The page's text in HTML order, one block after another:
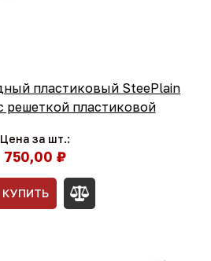
пластиковый SteePlain
решеткой пластиковой
Цена за шт.:
750,00 ₽
КУПИТЬ